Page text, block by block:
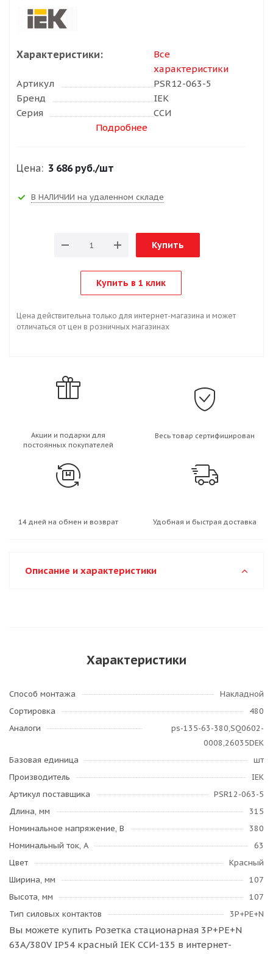
Характеристики:
Все
характеристики
Артикул
PSR12-063-5
Бренд
IEK
Серия
ССИ
Подробнее
Цена: 3 686 руб./шт
В НАЛИЧИИ на удаленном складе
Купить
Купить в 1 клик
Цена действительна только для интернет-магазина и может
отличаться от цен в розничных магазинах
Акции и подарки для
постоянных покупателей
Весь товар сертифицирован
14 дней на обмен и возврат Удобная и быстрая доставка
Описание и характеристики
Характеристики
Способ монтажа
Накладной
Сортировка
480
Аналоги
ps-135-63-380,SQ0602-
0008,26035DEK
Базовая единица
шт
Производитель
IEK
Артикул поставщика
PSR12-063-5
Длина, мм
315
Номинальное напряжение, В
380
Номинальный ток, А
63
Цвет
Красный
Ширина, мм
107
Высота, мм
107
Тип силовых контактов
3Р+РЕ+N
Вы можете купить Розетка стационарная 3P+РЕ+N
63A/380V IP54 красный IEK ССИ-135 в интернет-